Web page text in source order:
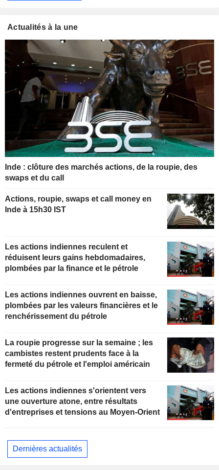
Actualités à la une
Inde : clôture des marchés actions, de la roupie, des
swaps et du call
Actions, roupie, swaps et call money en
Inde à 15h30 IST
Les actions indiennes reculent et
réduisent leurs gains hebdomadaires,
plombées par la finance et le pétrole
Les actions indiennes ouvrent en baisse,
plombées par les valeurs financières et le
renchérissement du pétrole
La roupie progresse sur la semaine ; les
cambistes restent prudents face à la
fermeté du pétrole et l'emploi américain
Les actions indiennes s'orientent vers
une ouverture atone, entre résultats
d'entreprises et tensions au Moyen-Orient
Dernières actualités